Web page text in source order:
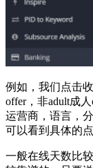
例如，我们点击
offer，非adult成
运营商，语言，
可以看到具体的
一般在线天数比